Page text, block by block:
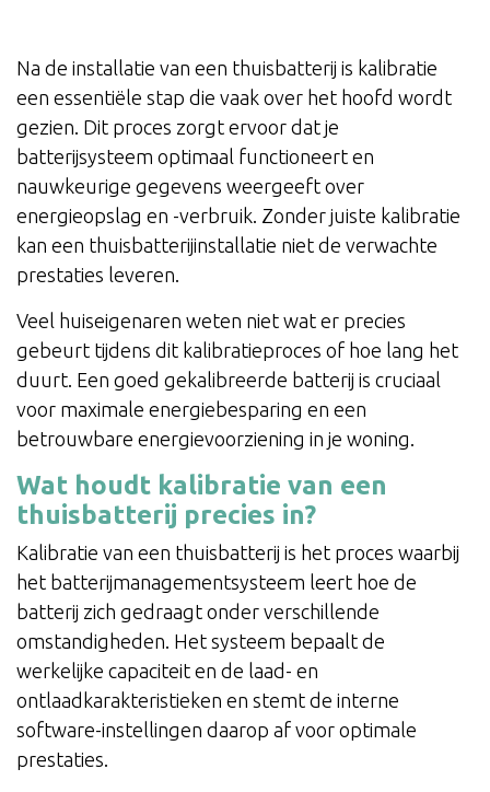
Na de installatie van een thuisbatterij is kalibratie
een essentiële stap die vaak over het hoofd wordt
gezien. Dit proces zorgt ervoor dat je
batterijsysteem optimaal functioneert en
nauwkeurige gegevens weergeeft over
energieopslag en -verbruik. Zonder juiste kalibratie
kan een thuisbatterijinstallatie niet de verwachte
prestaties leveren.
Veel huiseigenaren weten niet wat er precies
gebeurt tijdens dit kalibratieproces of hoe lang het
duurt. Een goed gekalibreerde batterij is cruciaal
voor maximale energiebesparing en een
betrouwbare energievoorziening in je woning.
Wat houdt kalibratie van een
thuisbatterij precies in?
Kalibratie van een thuisbatterij is het proces waarbij
het batterijmanagementsysteem leert hoe de
batterij zich gedraagt onder verschillende
omstandigheden. Het systeem bepaalt de
werkelijke capaciteit en de laad- en
ontlaadkarakteristieken en stemt de interne
software-instellingen daarop af voor optimale
prestaties.